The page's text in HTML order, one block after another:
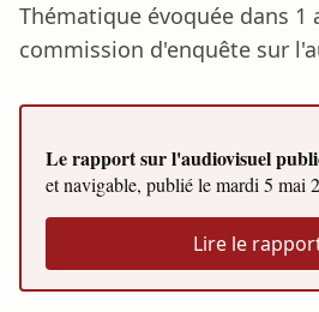
Thématique évoquée dans 1
commission d'enquête sur
Le rapport sur l'audiovisuel
et navigable, publié lemardi 5 mai
Lire le